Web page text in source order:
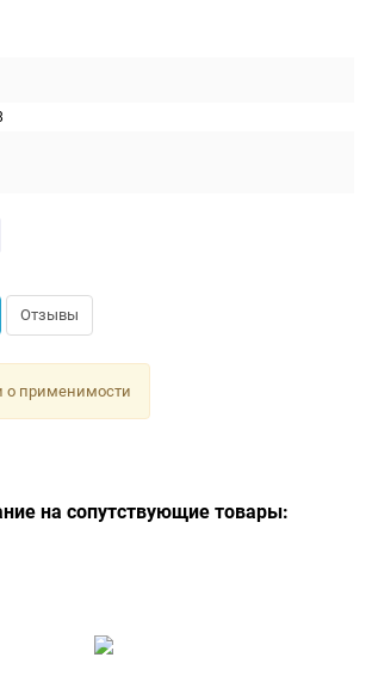
Отзывы
о применимости
на сопутствующие товары: